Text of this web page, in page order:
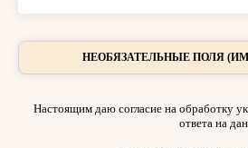
НЕОБЯЗАТЕЛЬНЫЕ ПОЛЯ
Настоящим даю согласие на обработку
ответа на